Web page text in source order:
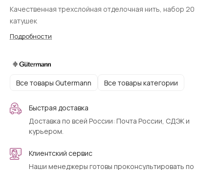
Качественная трехслойная отделочная нить, набор 20
катушек
Подробности
Все товары Gutermann Все товары категории
Быстрая доставка
Доставка по всей России: Почта России, СДЭК и
курьером.
Клиентский сервис
Наши менеджеры готовы проконсультировать по